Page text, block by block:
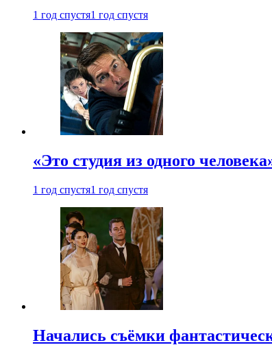
1 год спустя1 год спустя
«Это студия из одного
1 год спустя1 год спустя
Начались съёмки